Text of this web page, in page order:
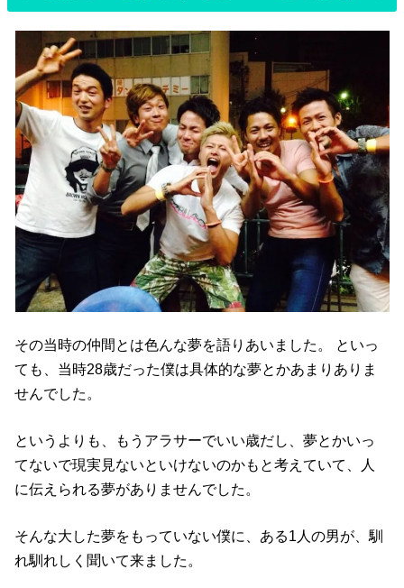
その当時の仲間とは色んな夢を語りあいました。 といっ
ても、当時28歳だった僕は具体的な夢とかあまりありま
せんでした。
というよりも、もうアラサーでいい歳だし、夢とかいっ
てないで現実見ないといけないのかもと考えていて、人
に伝えられる夢がありませんでした。
そんな大した夢をもっていない僕に、ある1人の男が、馴
れ馴れしく聞いて来ました。